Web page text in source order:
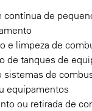
contínua de
e limpeza de
de tanques de
sistemas de
equipamentos
ou retirada de